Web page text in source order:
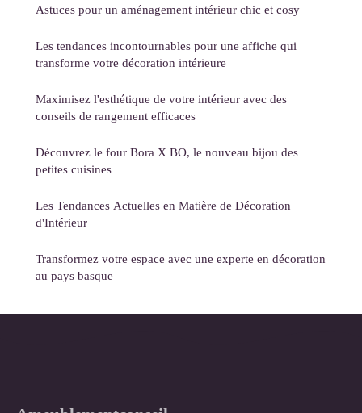
Astuces pour un aménagement intérieur chic et cosy
Les tendances incontournables pour une affiche qui
transforme votre décoration intérieure
Maximisez l'esthétique de votre intérieur avec des
conseils de rangement efficaces
Découvrez le four Bora X BO, le nouveau bijou des
petites cuisines
Les Tendances Actuelles en Matière de Décoration
d'Intérieur
Transformez votre espace avec une experte en décoration
au pays basque